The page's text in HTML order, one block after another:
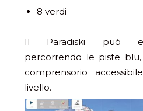
8 verdi
Il Paradiski può
percorrendo le piste
comprensorio
livello.